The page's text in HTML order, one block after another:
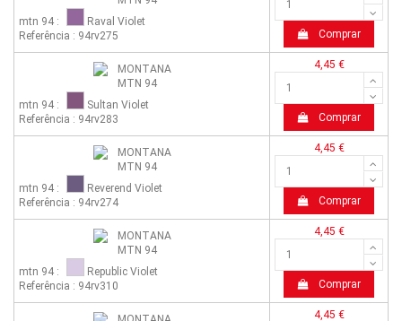
mtn 94 :
Raval Violet
Referência : 94rv275
Comprar
mtn 94 :
Sultan Violet
Referência : 94rv283
4,45 €
Comprar
mtn 94 :
Reverend Violet
Referência : 94rv274
4,45 €
Comprar
mtn 94 :
Republic Violet
Referência : 94rv310
4,45 €
Comprar
4,45 €